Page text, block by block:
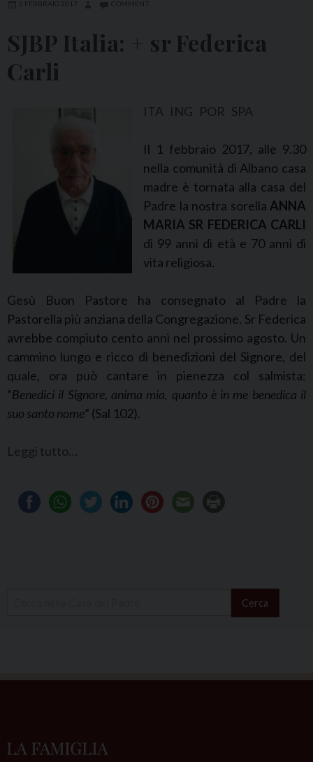
2 FEBBRAIO 2017 COMMENT
SJBP Italia: + sr Federica
Carli
ITA ING POR SPA
Il 1 febbraio 2017, alle 9.30
nella comunità di Albano casa
madre è tornata alla casa del
Padre la nostra sorella ANNA
MARIA SR FEDERICA CARLI
di 99 anni di età e 70 anni di
vita religiosa.
Gesù Buon Pastore ha consegnato al Padre la
Pastorella più anziana della Congregazione. Sr Federica
avrebbe compiuto cento anni nel prossimo agosto. Un
cammino lungo e ricco di benedizioni del Signore, del
quale, ora può cantare in pienezza col salmista:
“Benedici il Signore, anima mia, quanto è in me benedica il
suo santo nome” (Sal 102).
Leggi tutto…
Cerca